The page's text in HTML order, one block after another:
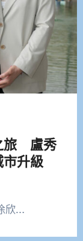
旅 盧秀
升級
欣…